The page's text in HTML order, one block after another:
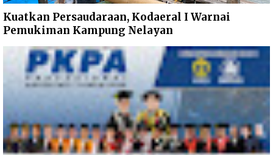
Kuatkan Persaudaraan, Kodaeral I Warnai
Pemukiman Kampung Nelayan ‎